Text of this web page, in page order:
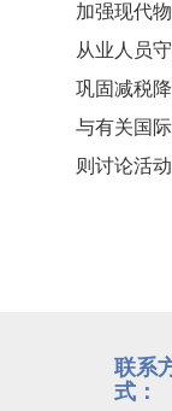
加强现代
从业人员
巩固减税
与有关国
则讨论活
联系
式：